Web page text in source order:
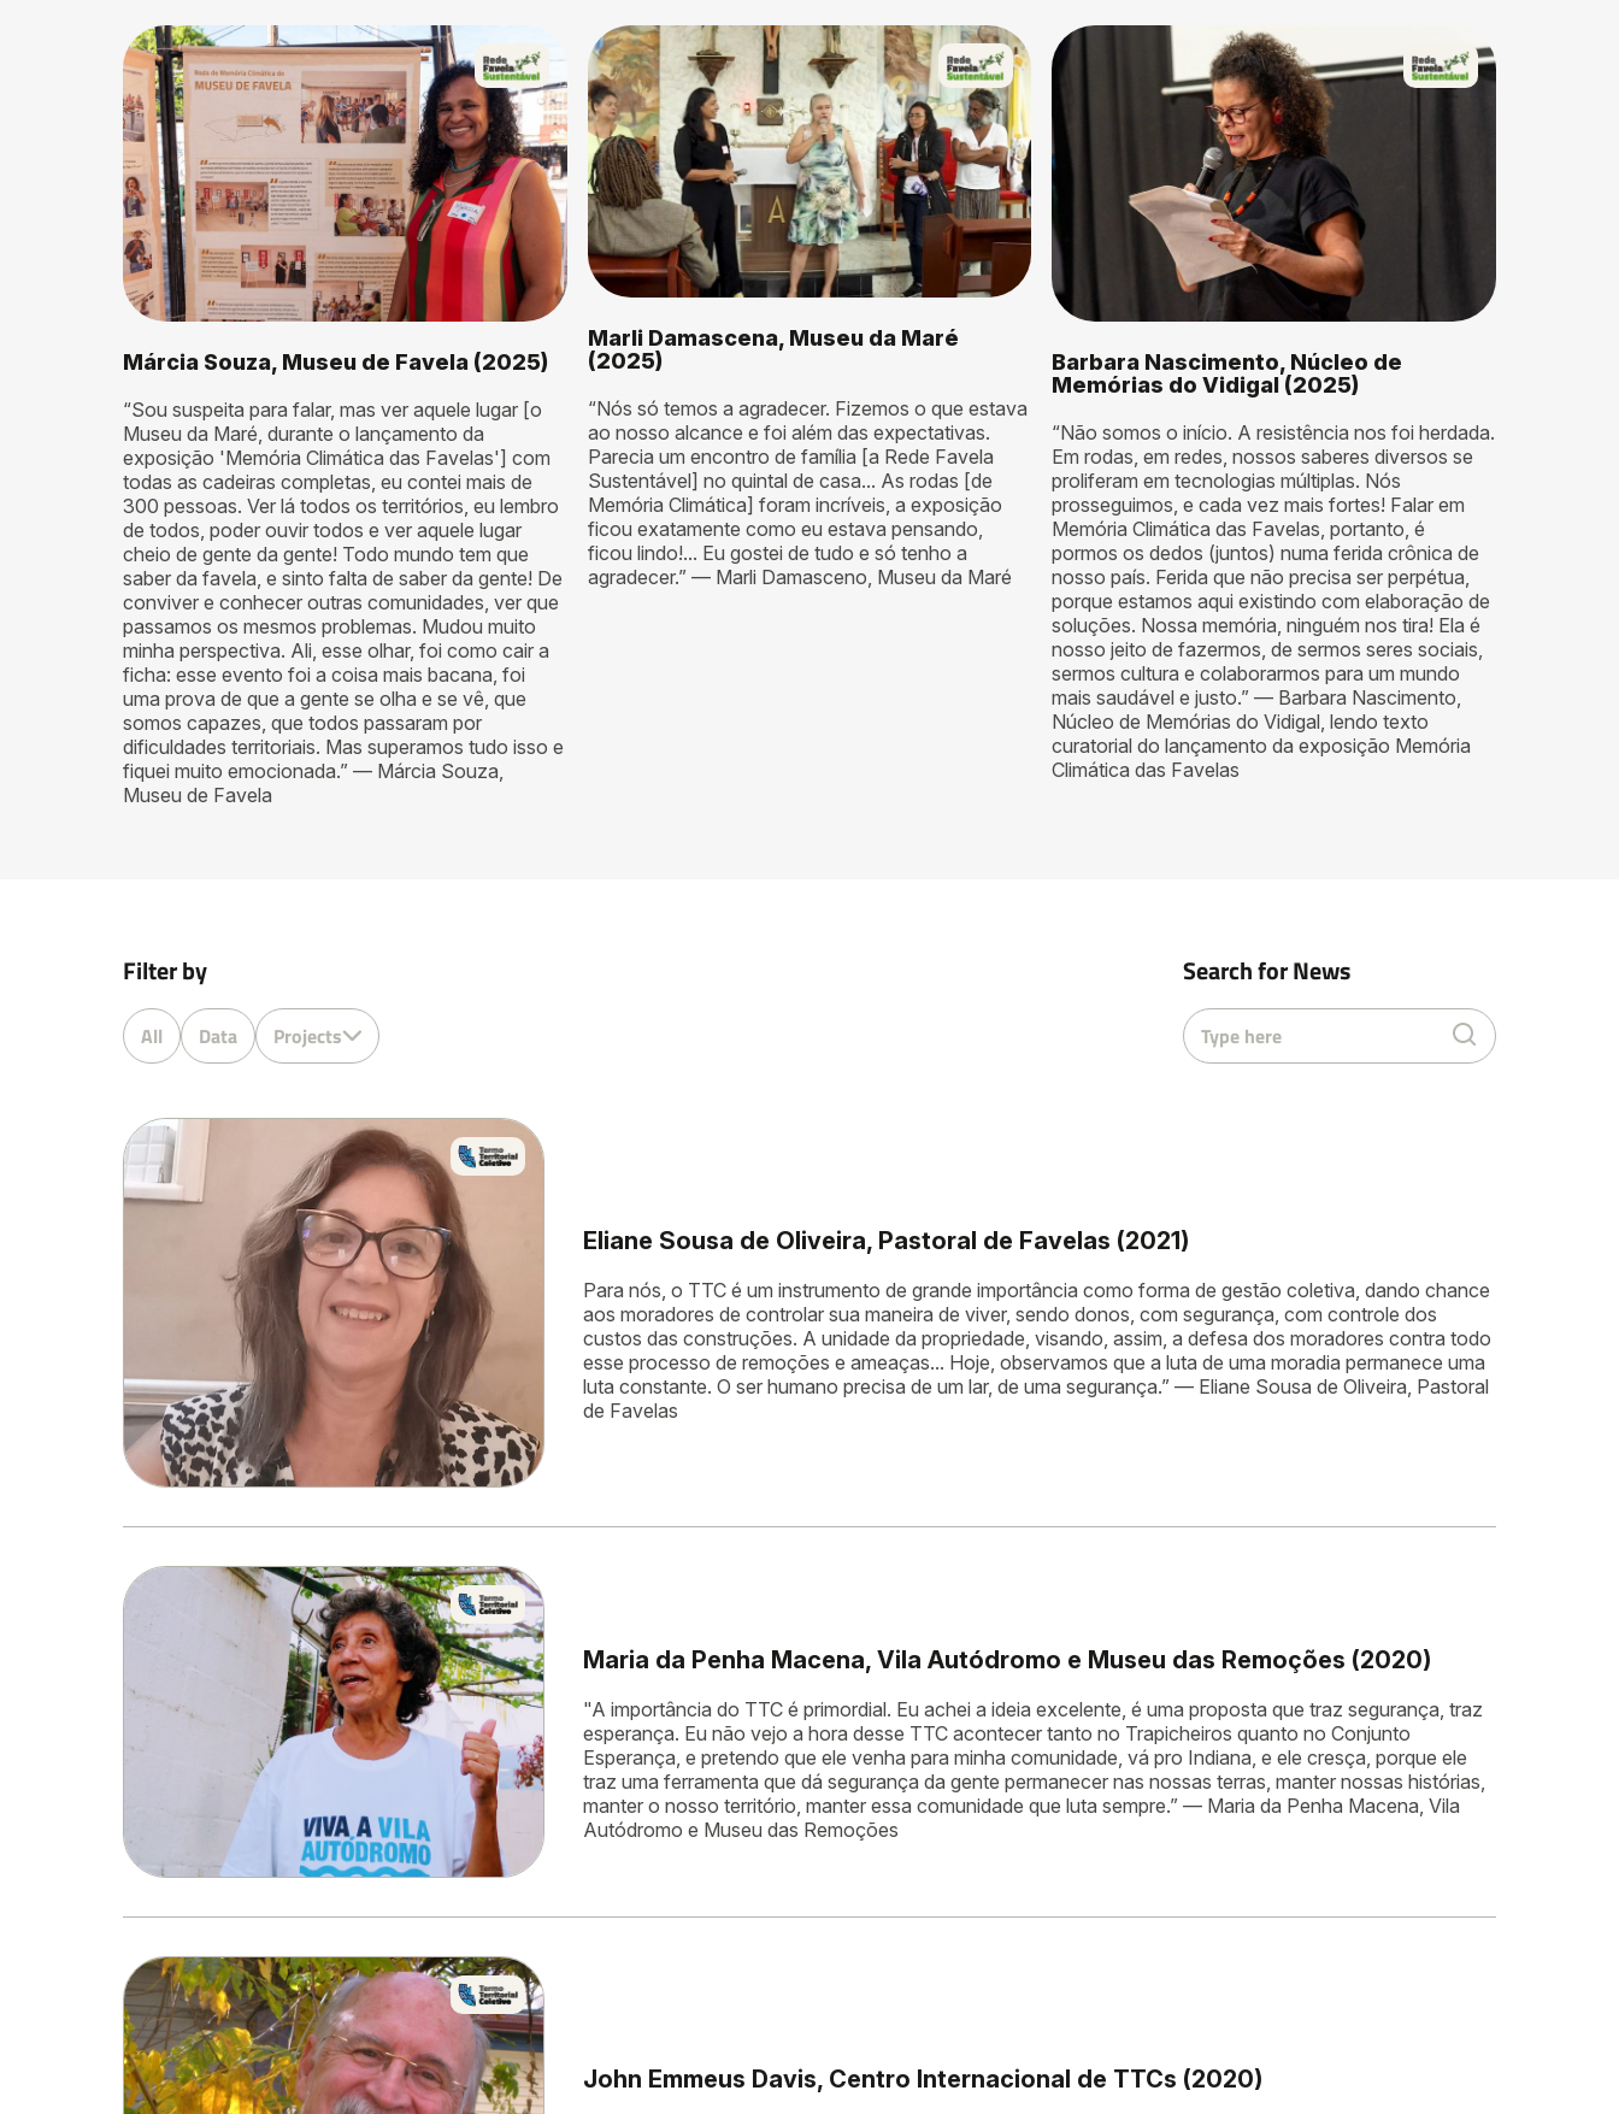
Márcia Souza, Museu de Favela (2025)
“Sou suspeita para falar, mas ver aquele lugar [o
Museu da Maré, durante o lançamento da
exposição 'Memória Climática das Favelas'] com
todas as cadeiras completas, eu contei mais de
300 pessoas. Ver lá todos os territórios, eu lembro
de todos, poder ouvir todos e ver aquele lugar
cheio de gente da gente! Todo mundo tem que
saber da favela, e sinto falta de saber da gente! De
conviver e conhecer outras comunidades, ver que
passamos os mesmos problemas. Mudou muito
minha perspectiva. Ali, esse olhar, foi como cair a
ficha: esse evento foi a coisa mais bacana, foi
uma prova de que a gente se olha e se vê, que
somos capazes, que todos passaram por
dificuldades territoriais. Mas superamos tudo isso e
fiquei muito emocionada.” — Márcia Souza,
Museu de Favela
Marli Damascena, Museu da Maré
(2025)
“Nós só temos a agradecer. Fizemos o que estava
ao nosso alcance e foi além das expectativas.
Parecia um encontro de família [a Rede Favela
Sustentável] no quintal de casa... As rodas [de
Memória Climática] foram incríveis, a exposição
ficou exatamente como eu estava pensando,
ficou lindo!... Eu gostei de tudo e só tenho a
agradecer.” — Marli Damasceno, Museu da Maré
Barbara Nascimento, Núcleo de
Memórias do Vidigal (2025)
“Não somos o início. A resistência nos foi herdada.
Em rodas, em redes, nossos saberes diversos se
proliferam em tecnologias múltiplas. Nós
prosseguimos, e cada vez mais fortes! Falar em
Memória Climática das Favelas, portanto, é
pormos os dedos (juntos) numa ferida crônica de
nosso país. Ferida que não precisa ser perpétua,
porque estamos aqui existindo com elaboração de
soluções. Nossa memória, ninguém nos tira! Ela é
nosso jeito de fazermos, de sermos seres sociais,
sermos cultura e colaborarmos para um mundo
mais saudável e justo.” — Barbara Nascimento,
Núcleo de Memórias do Vidigal, lendo texto
curatorial do lançamento da exposição Memória
Climática das Favelas
Filter by
All Data Projects
Search for News
Eliane Sousa de Oliveira, Pastoral de Favelas (2021)
Para nós, o TTC é um instrumento de grande importância como forma de gestão coletiva, dando chance
aos moradores de controlar sua maneira de viver, sendo donos, com segurança, com controle dos
custos das construções. A unidade da propriedade, visando, assim, a defesa dos moradores contra todo
esse processo de remoções e ameaças... Hoje, observamos que a luta de uma moradia permanece uma
luta constante. O ser humano precisa de um lar, de uma segurança.” — Eliane Sousa de Oliveira, Pastoral
de Favelas
Maria da Penha Macena, Vila Autódromo e Museu das Remoções (2020)
"A importância do TTC é primordial. Eu achei a ideia excelente, é uma proposta que traz segurança, traz
esperança. Eu não vejo a hora desse TTC acontecer tanto no Trapicheiros quanto no Conjunto
Esperança, e pretendo que ele venha para minha comunidade, vá pro Indiana, e ele cresça, porque ele
traz uma ferramenta que dá segurança da gente permanecer nas nossas terras, manter nossas histórias,
manter o nosso território, manter essa comunidade que luta sempre.” — Maria da Penha Macena, Vila
Autódromo e Museu das Remoções
John Emmeus Davis, Centro Internacional de TTCs (2020)
Enviar